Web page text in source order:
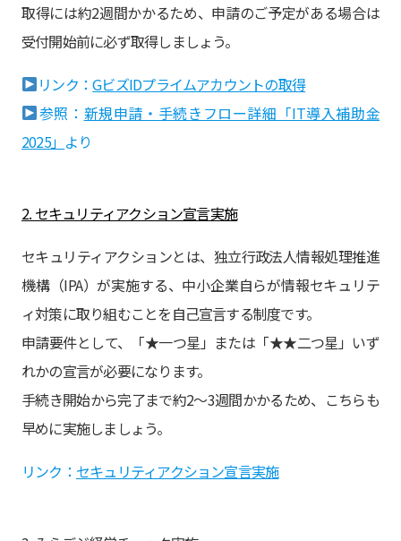
取得には約2週間かかるため、申請のご予定がある場合は
受付開始前に必ず取得しましょう。
リンク：GビズIDプライムアカウントの取得
参照： 新規申請・手続きフロー詳細「IT導入補助金
2025」 より
2. セキュリティアクション宣言実施
セキュリティアクションとは、独立行政法人情報処理推進
機構（IPA）が実施する、中小企業自らが情報セキュリテ
ィ対策に取り組むことを自己宣言する制度です。
申請要件として、「★一つ星」または「★★二つ星」いず
れかの宣言が必要になります。
手続き開始から完了まで約2～3週間かかるため、こちらも
早めに実施しましょう。
リンク： セキュリティアクション宣言実施